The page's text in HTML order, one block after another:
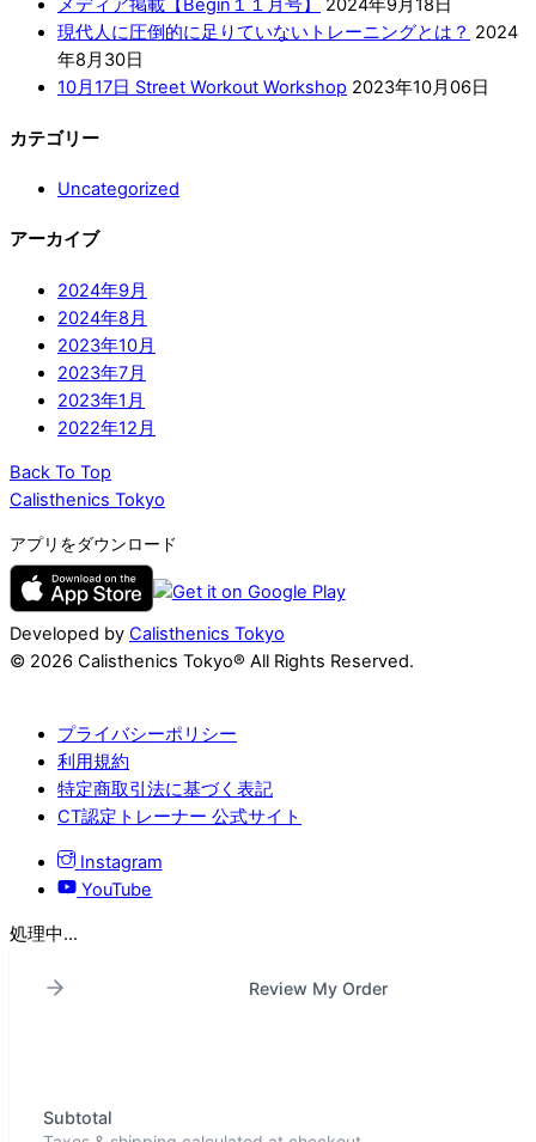
メディア掲載【Begin１１月号】
2024年9月18日
現代人に圧倒的に足りていないトレーニングとは？ 2024
年8月30日
10月17日 Street Workout Workshop 2023年10月06日
カテゴリー
Uncategorized
アーカイブ
2024年9月
2024年8月
2023年10月
2023年7月
2023年1月
2022年12月
Back To Top
Calisthenics Tokyo
アプリをダウンロード
Developed by Calisthenics Tokyo
© 2026 Calisthenics Tokyo® All Rights Reserved.
プライバシーポリシー
利用規約
特定商取引法に基づく表記
CT認定トレーナー 公式サイト
Instagram
YouTube
処理中...
Review My Order
Subtotal